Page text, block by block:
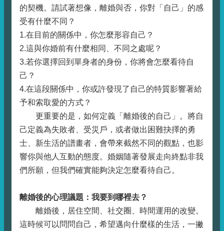
的契機。請試著想像，離婚與否，你對「自己」的感
受有什麼不同？
1.在目前的關係中，你怎麼形容自己？
2.這與你婚前有什麼相同、不同之處呢？
3.若你選擇回到單身者的身份，你將會怎麼看待自
己？
4.在這段關係中，你或許發現了自己的特質影響著給
予和索取愛的方式？
更重要的是，如何定義「離婚後的自己」。將自
己定義為失敗者、受災戶，或者做出困難抉擇的勇
士、新生活的譜畫者，會帶來截然不同的觀點，也影
響你與他人互動的態度。婚姻隨著發展走向終點非我
們所願，但我們確實能夠決定怎麼看待自己。
離婚後的心理議題：我要到哪裡去？
離婚後，居住空間、社交圈、時間運用的改變。
這時候可以問問自己，希望邁向什麼樣的生活，一撇